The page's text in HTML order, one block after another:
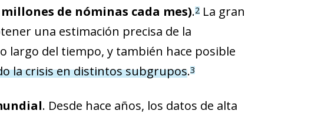
de nóminas cada mes).2La gran
una estimación precisa de la
largo del tiempo, y también hace posible
la crisis en distintos subgrupos.3
. Desde hace años, los datos de alta